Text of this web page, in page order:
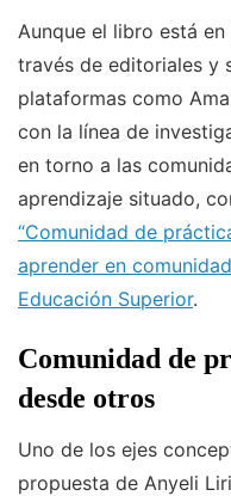
Aunque el libro está
través de editoriales y
plataformas como
con la línea de
en torno a las
aprendizaje situado,
“Comunidad de
aprender en
Educación Superior.
Comunidad de
desde otros
Uno de los ejes
propuesta de Anyeli